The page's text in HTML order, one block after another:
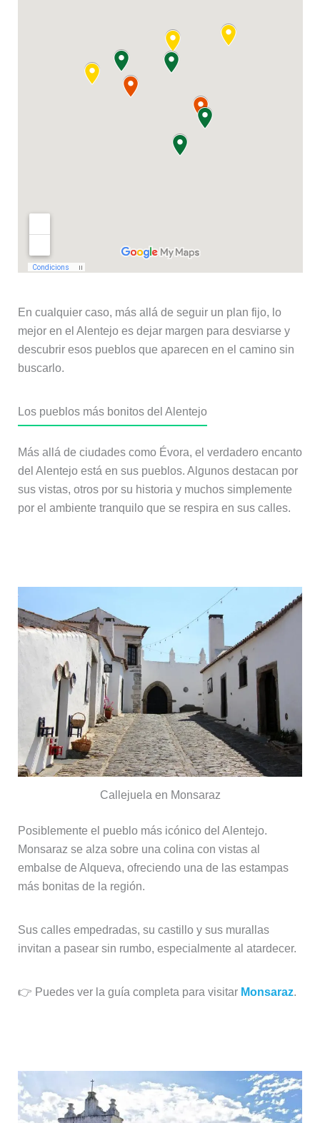
En cualquier caso, más allá de seguir un plan fijo, lo
mejor en el Alentejo es dejar margen para desviarse y
descubrir esos pueblos que aparecen en el camino sin
buscarlo.
Los pueblos más bonitos del Alentejo
Más allá de ciudades como Évora, el verdadero encanto
del Alentejo está en sus pueblos. Algunos destacan por
sus vistas, otros por su historia y muchos simplemente
por el ambiente tranquilo que se respira en sus calles.
Callejuela en Monsaraz
Posiblemente el pueblo más icónico del Alentejo.
Monsaraz se alza sobre una colina con vistas al
embalse de Alqueva, ofreciendo una de las estampas
más bonitas de la región.
Sus calles empedradas, su castillo y sus murallas
invitan a pasear sin rumbo, especialmente al atardecer.
👉 Puedes ver la guía completa para visitar Monsaraz.